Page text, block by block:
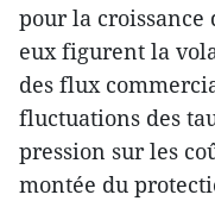
pour la croissance
eux figurent la
des flux
fluctuations des
pression sur les
montée du